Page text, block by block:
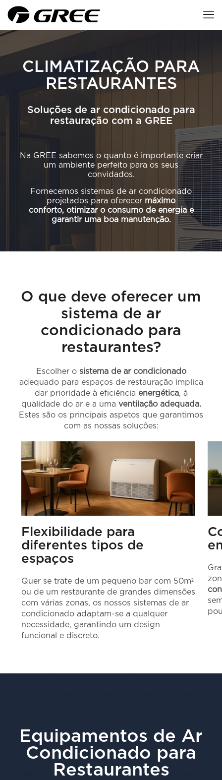
CLIMATIZAÇÃO PARA
RESTAURANTES
Soluções de ar condicionado para
restauração com a GREE
Na GREE sabemos o quanto é importante criar
um ambiente perfeito para os seus
convidados.
Fornecemos sistemas de ar condicionado
projetados para oferecer máximo
conforto, otimizar o consumo de energia e
garantir uma boa manutenção.
O que deve oferecer um
sistema de ar
condicionado para
restaurantes?
Escolher o sistema de ar condicionado
adequado para espaços de restauração implica
dar prioridade à eficiência energética, à
qualidade do ar e a uma ventilação adequada.
Estes são os principais aspetos que garantimos
com as nossas soluções:
Flexibilidade para
diferentes tipos de
espaços
Quer se trate de um pequeno bar com 50m²
ou de um restaurante de grandes dimensões
com várias zonas, os nossos sistemas de ar
condicionado adaptam-se a qualquer
necessidade, garantindo um design
funcional e discreto.
Equipamentos de Ar
Condicionado para
Restaurantes